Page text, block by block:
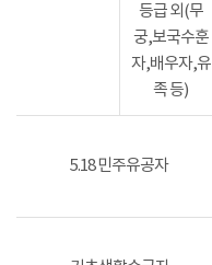
등급 외(무
궁,보국수훈
자,배우자,유
족 등)
5.18 민주유공자